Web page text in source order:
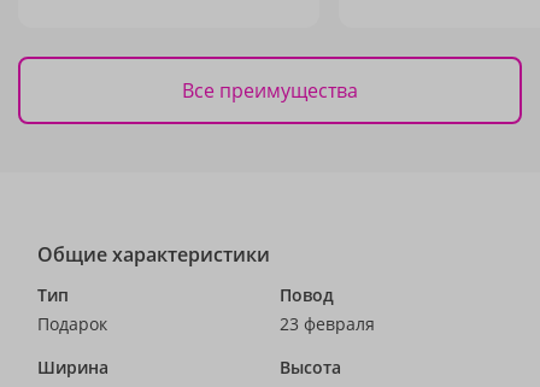
Все преимущества
Общие характеристики
Тип
Подарок
Повод
23 февраля
Ширина
Высота